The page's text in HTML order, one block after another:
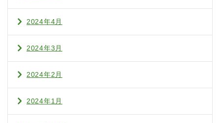
2024年4月
2024年3月
2024年2月
2024年1月